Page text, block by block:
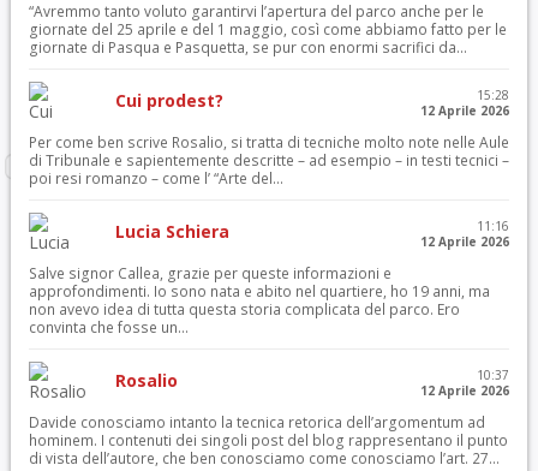
“Avremmo tanto voluto garantirvi l’apertura del parco anche per le
giornate del 25 aprile e del 1 maggio, così come abbiamo fatto per le
giornate di Pasqua e Pasquetta, se pur con enormi sacrifici da...
Cui prodest?
15:28
12 Aprile 2026
Per come ben scrive Rosalio, si tratta di tecniche molto note nelle Aule
di Tribunale e sapientemente descritte – ad esempio – in testi tecnici –
poi resi romanzo – come l’ “Arte del...
Lucia Schiera
11:16
12 Aprile 2026
Salve signor Callea, grazie per queste informazioni e
approfondimenti. Io sono nata e abito nel quartiere, ho 19 anni, ma
non avevo idea di tutta questa storia complicata del parco. Ero
convinta che fosse un...
Rosalio
10:37
12 Aprile 2026
Davide conosciamo intanto la tecnica retorica dell’argomentum ad
hominem. I contenuti dei singoli post del blog rappresentano il punto
di vista dell’autore, che ben conosciamo come conosciamo l’art. 27...